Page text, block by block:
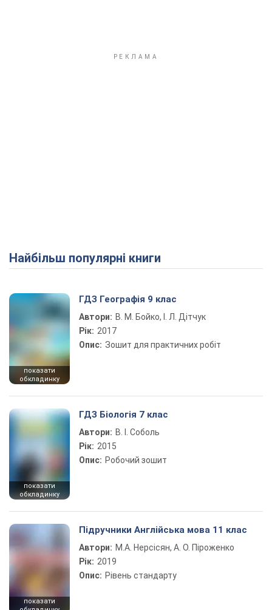
Найбільш популярні книги
показати
обкладинку
ГДЗ Географія 9 клас
Автори: В. М. Бойко, І. Л. Дітчук
Рік: 2017
Опис: Зошит для практичних робіт
показати
обкладинку
ГДЗ Біологія 7 клас
Автори: В. І. Соболь
Рік: 2015
Опис: Робочий зошит
показати
Підручники Англійська мова 11 клас
Автори: М.А. Нерсісян, А. О. Піроженко
Рік: 2019
Опис: Рівень стандарту